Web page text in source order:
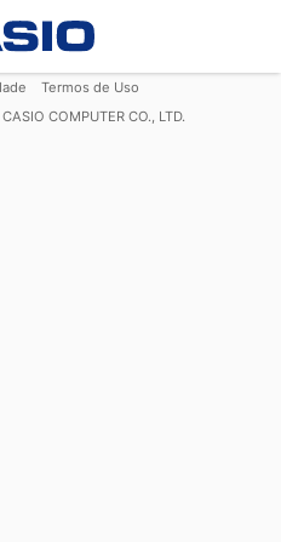
Termos de Uso
CASIO COMPUTER CO., LTD.